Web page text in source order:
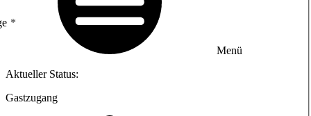
Menü
Aktueller Status:
Gastzugang